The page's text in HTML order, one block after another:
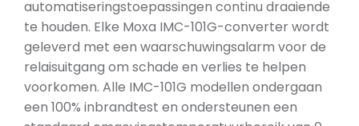
automatiseringstoepassingen continu draaiende
te houden. Elke Moxa IMC-101G-converter wordt
geleverd met een waarschuwingsalarm voor de
relaisuitgang om schade en verlies te helpen
voorkomen. Alle IMC-101G modellen ondergaan
een 100% inbrandtest en ondersteunen een